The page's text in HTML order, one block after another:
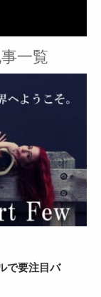
一覧
で要注目バ